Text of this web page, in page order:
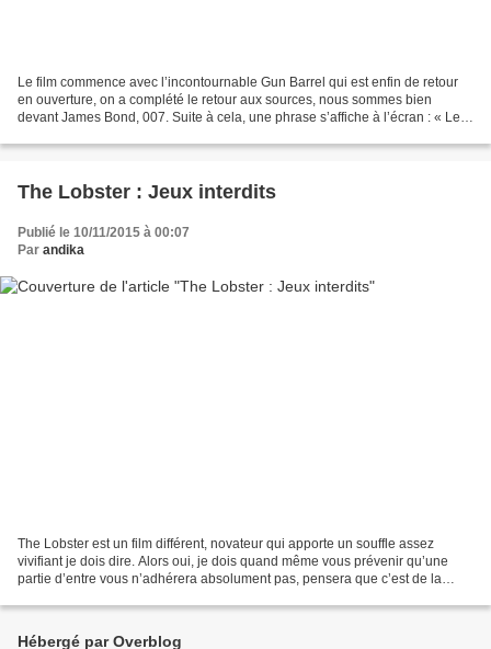
Le film commence avec l’incontournable Gun Barrel qui est enfin de retour
en ouverture, on a complété le retour aux sources, nous sommes bien
devant James Bond, 007. Suite à cela, une phrase s’affiche à l’écran : « Les
The Lobster : Jeux interdits
Publié le 10/11/2015 à 00:07
Par andika
The Lobster est un film différent, novateur qui apporte un souffle assez
vivifiant je dois dire. Alors oui, je dois quand même vous prévenir qu’une
partie d’entre vous n’adhérera absolument pas, pensera que c’est de la
Hébergé par Overblog